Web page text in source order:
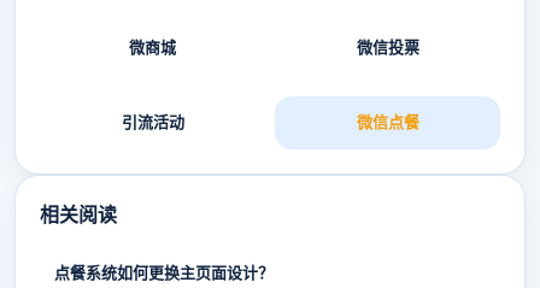
微商城 微信投票
引流活动 微信点餐
相关阅读
点餐系统如何更换主页面设计？